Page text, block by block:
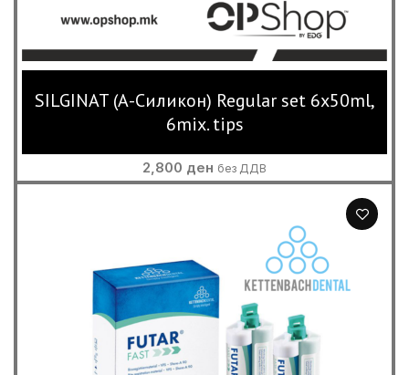
SILGINAT (А-Силикон) Regular set 6x50ml,
6mix. tips
2,800 ден без ДДВ